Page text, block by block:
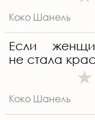
Коко Шанель
Если
не стала
Коко Шанель